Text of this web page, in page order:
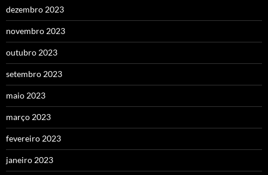
dezembro 2023
novembro 2023
outubro 2023
setembro 2023
maio 2023
março 2023
fevereiro 2023
janeiro 2023